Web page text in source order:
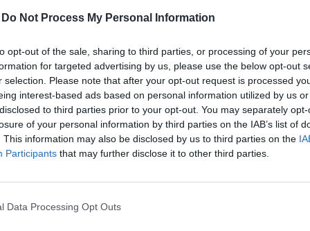
Do Not Process My Personal Information
opt-out of the sale, sharing to third parties, or processing of your
for targeted advertising by us, please use the below opt-out
selection. Please note that after your opt-out request is processed
interest-based ads based on personal information utilized by us
to third parties prior to your opt-out. You may separately
of your personal information by third parties on the IAB’s list of
This information may also be disclosed by us to third parties on the
Participants that may further disclose it to other third parties.
Data Processing Opt Outs
2026
jön az év egyik legjelentősebb üzleti fenntarthatósági
2026. A szektorsemleges konferencia a zöld gazdasággal
legégetőbb beavatkozási gyakorlatokkal foglalkozik, de
is. Részletek a linken.
termelők és az energiatárolók egyre hangsúlyosabb
bekövetkezési valószínűségét
. A nap- és